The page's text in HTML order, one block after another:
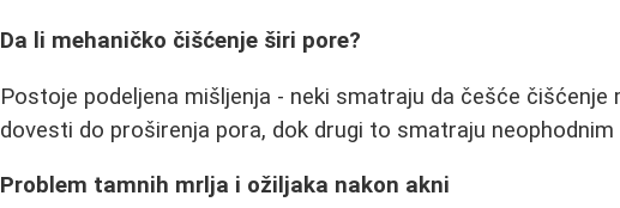
Da li mehaničko čišćenje širi pore?
Postoje podeljena mišljenja - neki smatraju da češće čišćenje
dovesti do proširenja pora, dok drugi to smatraju
Problem tamnih mrlja i ožiljaka nakon akni